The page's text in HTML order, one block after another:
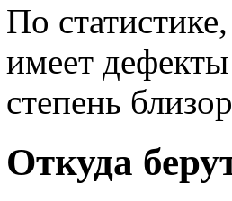
По
имеет
степень
Откуда